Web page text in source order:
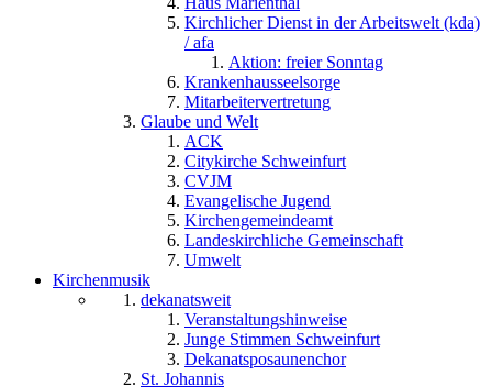
Kirchlicher Dienst in der Arbeitswelt (kda)
/ afa
Aktion: freier Sonntag
Krankenhausseelsorge
Mitarbeitervertretung
Glaube und Welt
ACK
Citykirche Schweinfurt
CVJM
Evangelische Jugend
Kirchengemeindeamt
Landeskirchliche Gemeinschaft
Umwelt
Kirchenmusik
dekanatsweit
Veranstaltungshinweise
Junge Stimmen Schweinfurt
Dekanatsposaunenchor
St. Johannis